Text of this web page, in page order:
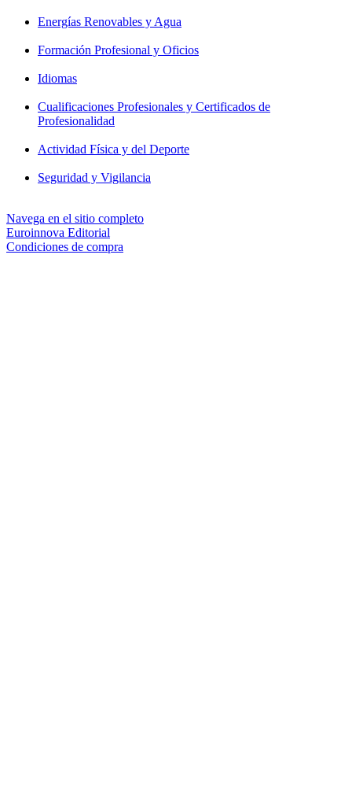
Energías Renovables y Agua
Formación Profesional y Oficios
Idiomas
Cualificaciones Profesionales y Certificados de
Profesionalidad
Actividad Física y del Deporte
Seguridad y Vigilancia
Navega en el sitio completo
Euroinnova Editorial
Condiciones de compra